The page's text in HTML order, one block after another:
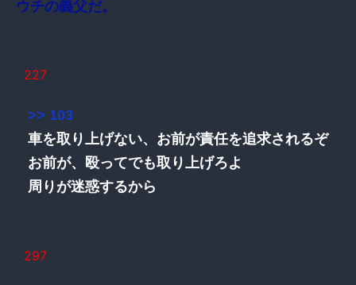
ウチの義父だ。
227
>> 103
車を取り上げない、お前が責任を追求されるぞ
お前が、殴ってでも取り上げろよ
周りが迷惑するから
297